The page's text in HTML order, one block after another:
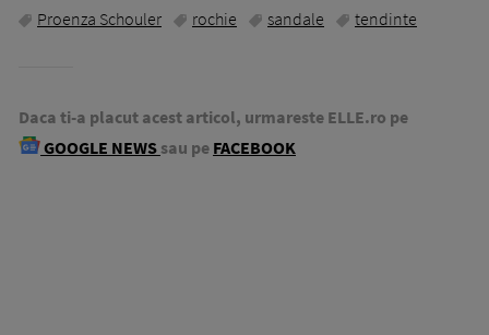
Proenza Schouler
rochie sandale tendinte
Daca ti-a placut acest articol, urmareste ELLE.ro pe
GOOGLE NEWS sau pe FACEBOOK